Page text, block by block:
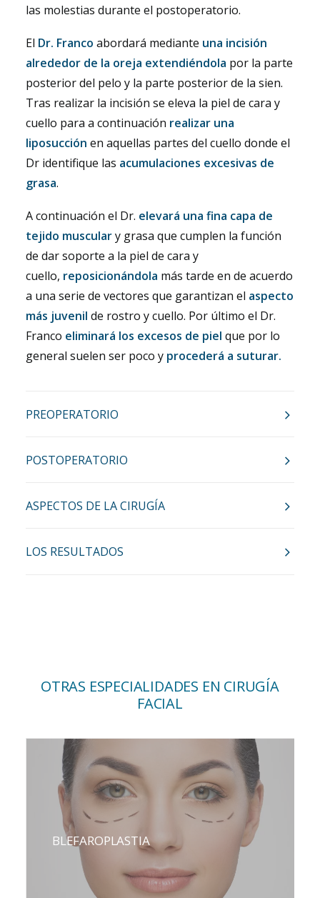
las molestias durante el postoperatorio.
El Dr. Franco abordará mediante una incisión
alrededor de la oreja extendiéndola por la parte
posterior del pelo y la parte posterior de la sien.
Tras realizar la incisión se eleva la piel de cara y
cuello para a continuación realizar una
liposucción en aquellas partes del cuello donde el
Dr identifique las acumulaciones excesivas de
grasa.
A continuación el Dr. elevará una fina capa de
tejido musculary grasa que cumplen la función
de dar soporte a la piel de cara y
cuello, reposicionándola más tarde en de acuerdo
a una serie de vectores que garantizan el aspecto
más juvenil de rostro y cuello. Por último el Dr.
Franco eliminará los excesos de piel que por lo
general suelen ser poco y procederá a suturar.
PREOPERATORIO
POSTOPERATORIO
ASPECTOS DE LA CIRUGÍA
LOS RESULTADOS
OTRAS ESPECIALIDADES EN CIRUGÍA
FACIAL
BLEFAROPLASTIA